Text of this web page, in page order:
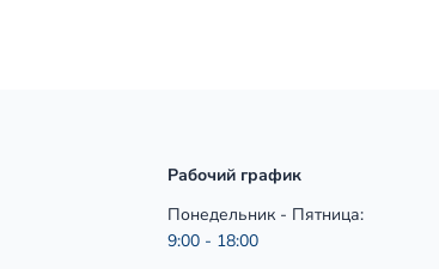
Рабочий график
Понедельник - Пятница:
9:00 - 18:00